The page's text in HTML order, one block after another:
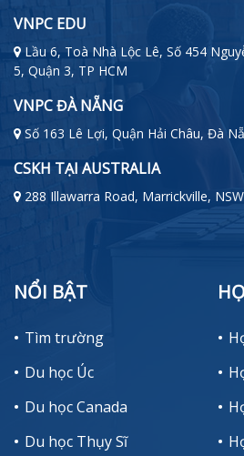
VNPC EDU
Lầu 6, Toà Nhà Lộc Lê, Số 454
5, Quận 3, TP HCM
VNPC ĐÀ NẴNG
Số 163 Lê Lợi, Quận Hải Châu, Đà
CSKH TẠI AUSTRALIA
288 Illawarra Road, Marrickville,
NỔI BẬT
Tìm trường
Du học Úc
Du học Canada
Du học Thụy Sĩ